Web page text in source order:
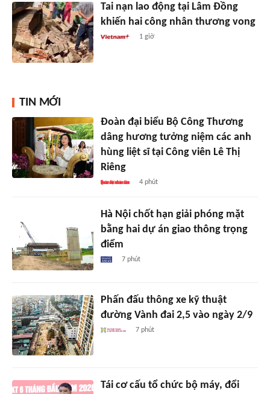
Tai nạn lao động tại Lâm Đồng
khiến hai công nhân thương vong
1 giờ
TIN MỚI
Đoàn đại biểu Bộ Công Thương
dâng hương tưởng niệm các anh
hùng liệt sĩ tại Công viên Lê Thị
Riêng
4 phút
Hà Nội chốt hạn giải phóng mặt
bằng hai dự án giao thông trọng
điểm
7 phút
Phấn đấu thông xe kỹ thuật
đường Vành đai 2,5 vào ngày 2/9
7 phút
Tái cơ cấu tổ chức bộ máy, đổi